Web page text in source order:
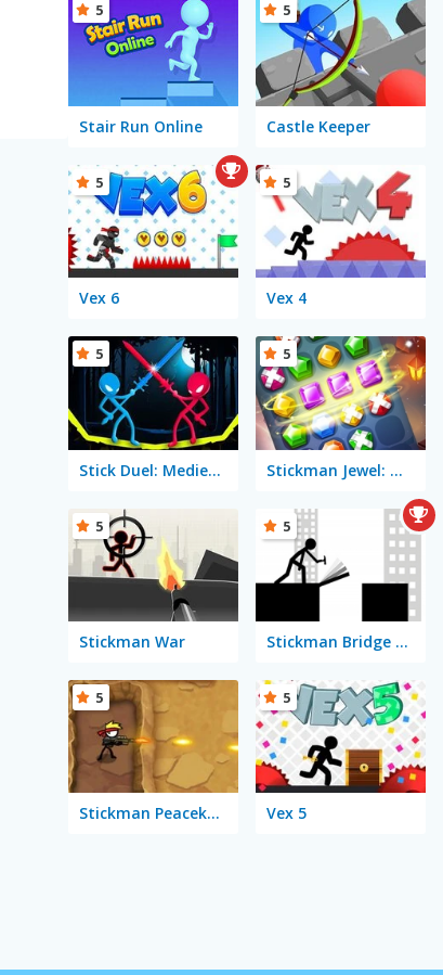
Stair Run Online
5
Castle Keeper
5
Vex 6
5
Vex 4
5
Stick Duel: Medieval Wars
5
Stickman Jewel: Match 3 Master
5
Stickman War
5
Stickman Bridge Constructor
5
Stickman Peacekeeper
5
Vex 5
5